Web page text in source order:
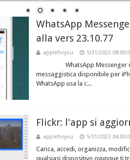
WhatsApp
alla vers 23.10.77
appleforyou 5/31/2023
WhatsApp Messenger è
messaggistica disponibile per
WhatsApp usa la c...
Flickr: l'app si
appleforyou 5/31/2023
Carica, accedi, organizza,
qualsiasi dispositivo ovunque ti